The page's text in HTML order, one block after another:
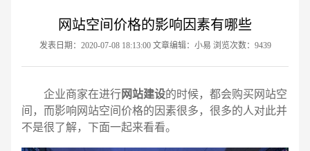
网站空间价格的影响因素有哪些
发表日期：2020-07-08 18:13:00 文章编辑：小易 浏览次数：9439
企业商家在进行网站建设的时候，都会购买网站空
间，而影响网站空间价格的因素很多，很多的人对此并
不是很了解，下面一起来看看。